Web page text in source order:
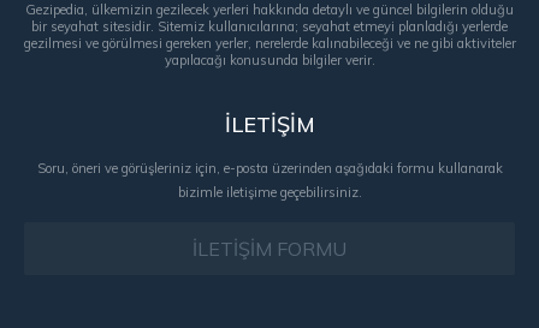
Gezipedia, ülkemizin gezilecek yerleri hakkında detaylı ve güncel bilgilerin olduğu
bir seyahat sitesidir. Sitemiz kullanıcılarına; seyahat etmeyi planladığı yerlerde
gezilmesi ve görülmesi gereken yerler, nerelerde kalınabileceği ve ne gibi aktiviteler
yapılacağı konusunda bilgiler verir.
İLETİŞİM
Soru, öneri ve görüşleriniz için, e-posta üzerinden aşağıdaki formu kullanarak
bizimle iletişime geçebilirsiniz.
İLETİŞİM FORMU